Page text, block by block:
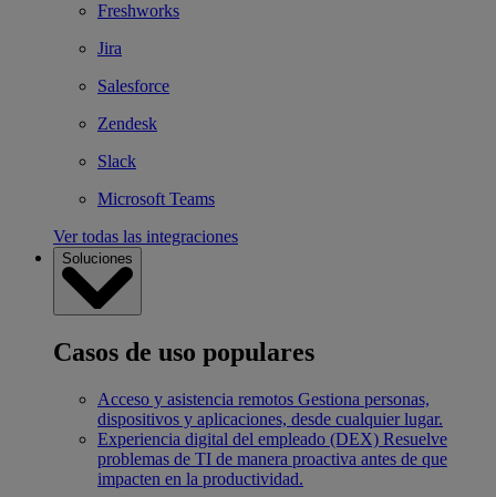
Freshworks
Jira
Salesforce
Zendesk
Slack
Microsoft Teams
Ver todas las integraciones
Soluciones
Casos de uso populares
Acceso y asistencia remotos Gestiona personas,
dispositivos y aplicaciones, desde cualquier lugar.
Experiencia digital del empleado (DEX) Resuelve
problemas de TI de manera proactiva antes de que
impacten en la productividad.